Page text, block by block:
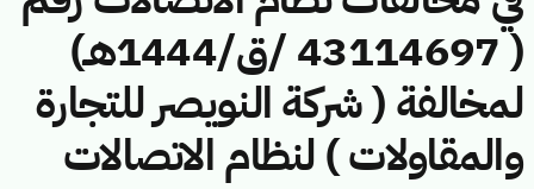
( 43114697 /ق/1444هـ)
لمخالفة ( شركة النويصر للتجارة
والمقاولات ) لنظام الاتصالات